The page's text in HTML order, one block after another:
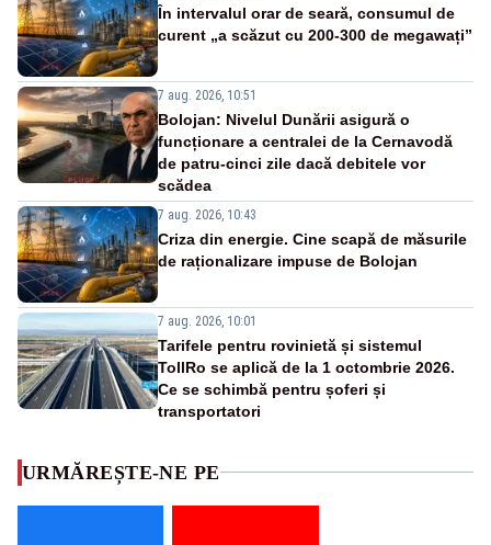
În intervalul orar de seară, consumul de
curent „a scăzut cu 200-300 de megawați”
7 aug. 2026, 10:51
Bolojan: Nivelul Dunării asigură o
funcționare a centralei de la Cernavodă
de patru-cinci zile dacă debitele vor
scădea
7 aug. 2026, 10:43
Criza din energie. Cine scapă de măsurile
de raționalizare impuse de Bolojan
7 aug. 2026, 10:01
Tarifele pentru rovinietă și sistemul
TollRo se aplică de la 1 octombrie 2026.
Ce se schimbă pentru șoferi și
transportatori
URMĂREȘTE-NE PE